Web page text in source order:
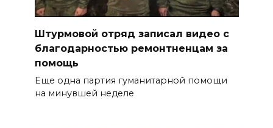
Штурмовой отряд записал видео с
благодарностью ремонтненцам за
помощь
Еще одна партия гуманитарной помощи
на минувшей неделе